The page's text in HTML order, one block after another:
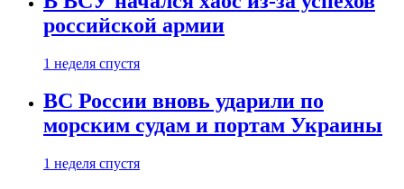
российской армии
1 неделя спустя
ВС России вновь ударили по
морским судам и портам Украины
1 неделя спустя